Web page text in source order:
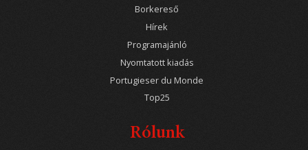
Borkereső
Hírek
Programajánló
Nyomtatott kiadás
Portugieser du Monde
Top25
Rólunk